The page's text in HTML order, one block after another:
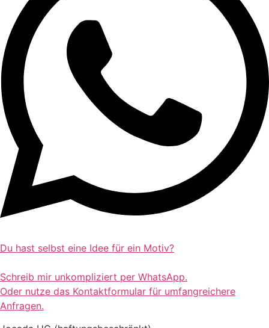
Du hast selbst eine Idee für ein Motiv?
Schreib mir unkompliziert per WhatsApp.
Oder nutze das Kontaktformular für umfangreichere
Anfragen.